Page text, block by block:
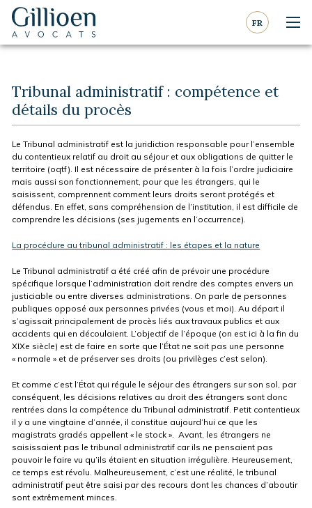
Aller au contenu
FR
Tribunal administratif : compétence et
détails du procès
Le Tribunal administratif est la juridiction responsable pour l’ensemble
du contentieux relatif au droit au séjour et aux obligations de quitter le
territoire (oqtf). Il est nécessaire de présenter à la fois l’ordre judiciaire
mais aussi son fonctionnement, pour que les étrangers, qui le
saisissent, comprennent comment leurs droits seront protégés et
défendus. En effet, sans compréhension de l’institution, il est difficile de
comprendre les décisions (ses jugements en l’occurrence).
La procédure au tribunal administratif : les étapes et la nature
Le Tribunal administratif a été créé afin de prévoir une procédure
spécifique lorsque l’administration doit rendre des comptes envers un
justiciable ou entre diverses administrations. On parle de personnes
publiques opposé aux personnes privées (vous et moi). Au départ il
s’agissait principalement de procès liés aux travaux publics et aux
accidents qui en découlaient. L’objectif de l’époque (on est ici à la fin du
XIXe siècle) est de faire en sorte que l’État ne soit pas une personne
« normale » et de préserver ses droits (ou privilèges c’est selon).
Et comme c’est l’État qui régule le séjour des étrangers sur son sol, par
conséquent, les décisions relatives au droit des étrangers sont donc
rentrées dans la compétence du Tribunal administratif. Petit contentieux
il y a une vingtaine d’année, il constitue aujourd’hui ce que les
magistrats gradés appellent « le stock ». Avant, les étrangers ne
saisissaient pas le tribunal administratif car ils ne pensaient pas
pouvoir le faire vu qu’ils étaient en situation irrégulière. Heureusement,
ce temps est révolu. Malheureusement, c’est une réalité, le tribunal
administratif peut être saisi par des recours dont les chances d’aboutir
sont extrêmement minces.